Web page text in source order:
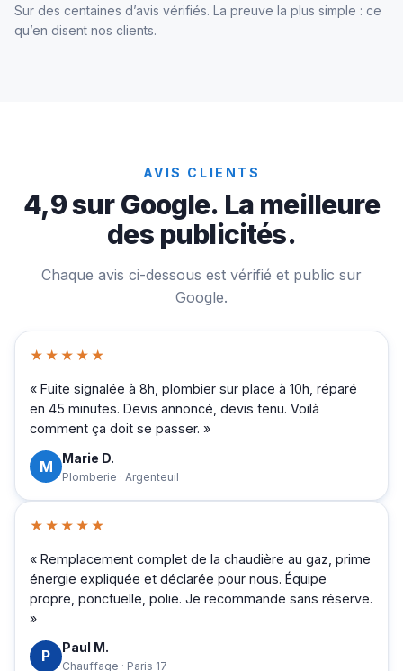
Sur des centaines d’avis vérifiés. La preuve la plus simple : ce
qu’en disent nos clients.
AVIS CLIENTS
4,9 sur Google. La meilleure
des publicités.
Chaque avis ci-dessous est vérifié et public sur
Google.
★★★★★
« Fuite signalée à 8h, plombier sur place à 10h, réparé
en 45 minutes. Devis annoncé, devis tenu. Voilà
comment ça doit se passer. »
M Marie D.
Plomberie · Argenteuil
★★★★★
« Remplacement complet de la chaudière au gaz, prime
énergie expliquée et déclarée pour nous. Équipe
propre, ponctuelle, polie. Je recommande sans réserve.
»
P Paul M.
Chauffage · Paris 17